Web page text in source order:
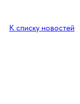
К списку новостей